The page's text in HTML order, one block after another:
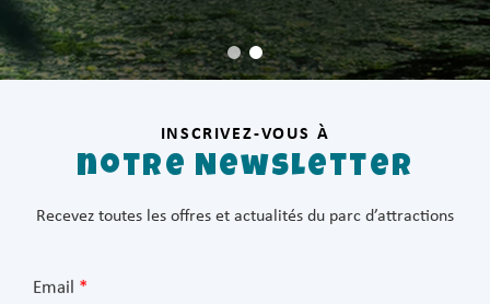
INSCRIVEZ-VOUS À
notre Newsletter
Recevez toutes les offres et actualités du parc d’attractions
Email *